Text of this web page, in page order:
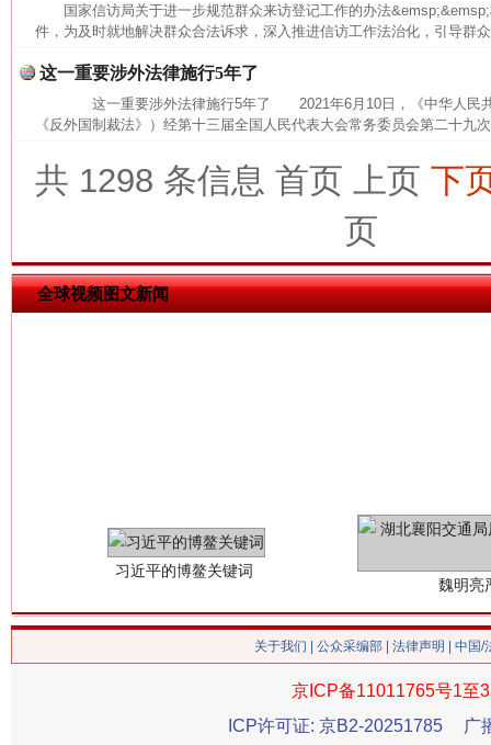
国家信访局关于进一步规范群众来访登记工作的办法
件，为及时就地解决群众合法诉求，深入推进信访工作法治化，引导群
这一重要涉外法律施行5年了
这一重要涉外法律施行5年了 2021年6月10日，《中华人民共
《反外国制裁法》）经第十三届全国人民代表大会常务委员会第二十九
共 1298 条信息 首页 上页 下
页
全球视频图文新闻
今
关于我们 公众采编部 法律声明 | 中国
京ICP备11011765号1至
ICP许可证: 京B2-20251785
广